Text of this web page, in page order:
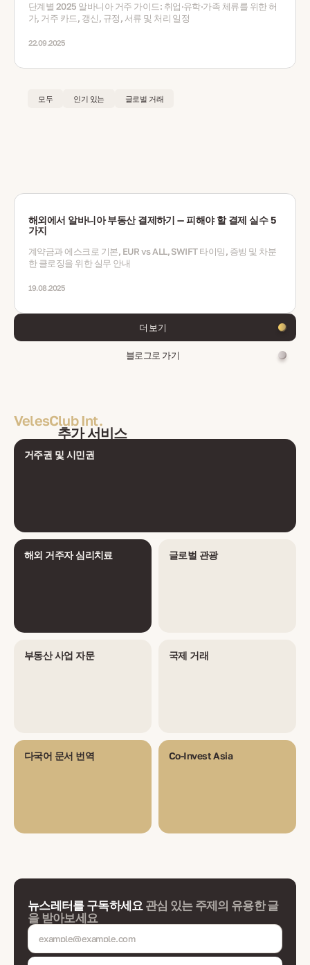
단계별 2025 알바니아 거주 가이드: 취업·유학·가족 체류를 위한 허
가, 거주 카드, 갱신, 규정, 서류 및 처리 일정
22.09.2025
모두 인기 있는 글로벌 거래
해외에서 알바니아 부동산 결제하기 — 피해야 할 결제 실수 5
가지
계약금과 에스크로 기본, EUR vs ALL, SWIFT 타이밍, 증빙 및 차분
한 클로징을 위한 실무 안내
19.08.2025
더 보기
블로그로 가기
VelesClub Int.
추가 서비스
거주권 및 시민권
해외 거주자 심리치료 글로벌 관광
부동산 사업 자문 국제 거래
다국어 문서 번역 Co-Invest Asia
뉴스레터를 구독하세요 관심 있는 주제의 유용한 글
을 받아보세요